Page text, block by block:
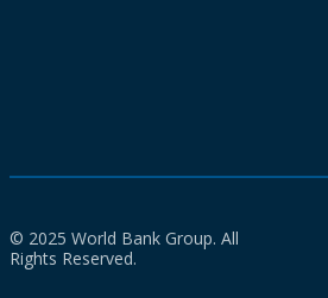
© 2025 World Bank Group. All
Rights Reserved.